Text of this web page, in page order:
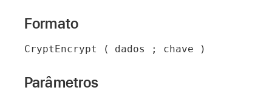
Formato
CryptEncrypt ( dados ; chave )
Parâmetros